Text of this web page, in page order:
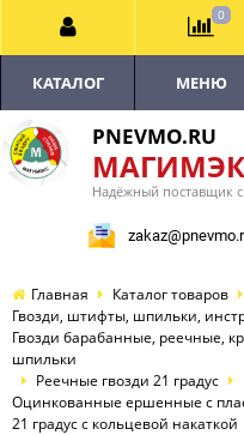
PNEVMO.RU
Надёжный поставщик с
КАТАЛОГ МЕНЮ
Главная Каталог товаров
Гвозди, штифты, шпильки,
Гвозди барабанные, реечные,
шпильки
Реечные гвозди 21 градус
Оцинкованные ершенные с
21 градус с кольцевой накаткой
0